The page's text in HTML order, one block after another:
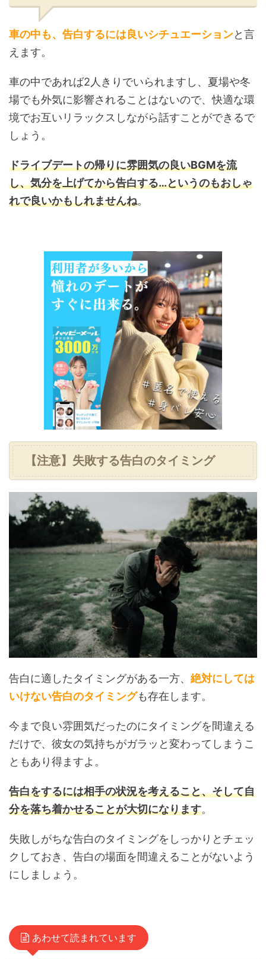
車の中も、告白するには良いシチュエーションと言
えます。
車の中であれば2人きりでいられますし、夏場や冬
場でも外気に影響されることはないので、快適な環
境でお互いリラックスしながら話すことができるで
しょう。
ドライブデートの帰りに雰囲気の良いBGMを流
し、気分を上げてから告白する…というのもおしゃ
れで良いかもしれませんね。
【注意】失敗する告白のタイミング
告白に適したタイミングがある一方、 絶対にしては
いけない告白のタイミングも存在します。
今まで良い雰囲気だったのにタイミングを間違える
だけで、彼女の気持ちがガラッと変わってしまうこ
ともあり得ますよ。
告白をするには相手の状況を考えること、そして自
分を落ち着かせることが大切になります。
失敗しがちな告白のタイミングをしっかりとチェッ
クしておき、告白の場面を間違えることがないよう
にしましょう。
あわせて読まれています